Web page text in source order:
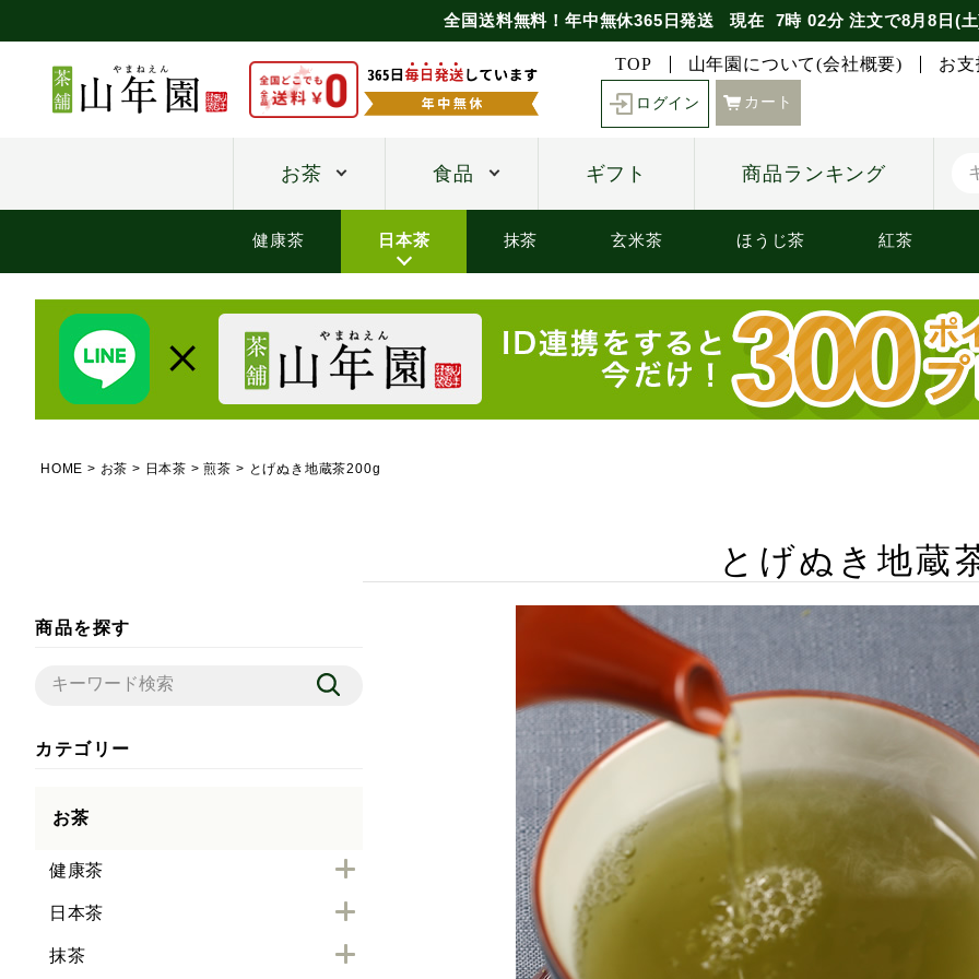
全国送料無料！年中無休365日発送 現在 7時 02分注文で8月8日(
TOP 山年園について(会社概要) お
ログイン カート
お茶 食品 ギフト 商品ランキング
健康茶 日本茶 抹茶 玄米茶 ほうじ茶 紅茶
HOME お茶 日本茶 煎茶 とげぬき地蔵茶200g
商品を探す
カテゴリー
お茶
健康茶
日本茶
抹茶
とげぬき地蔵